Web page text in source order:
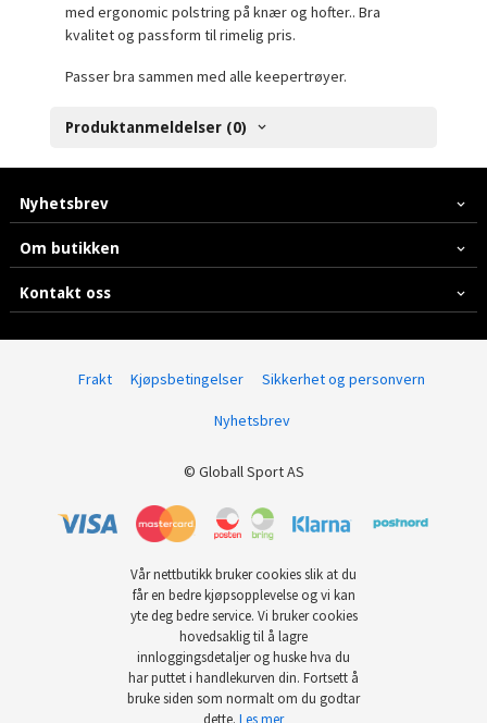
med ergonomic polstring på knær og hofter.. Bra
kvalitet og passform til rimelig pris.
Passer bra sammen med alle keepertrøyer.
Produktanmeldelser (0)
Nyhetsbrev
Om butikken
Kontakt oss
Frakt Kjøpsbetingelser Sikkerhet og personvern
Nyhetsbrev
© Globall Sport AS
Vår nettbutikk bruker cookies slik at du
får en bedre kjøpsopplevelse og vi kan
yte deg bedre service. Vi bruker cookies
hovedsaklig til å lagre
innloggingsdetaljer og huske hva du
har puttet i handlekurven din. Fortsett å
bruke siden som normalt om du godtar
dette. Les mer